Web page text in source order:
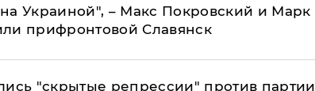
Украиной", – Макс Покровский и Марк
прифронтовой Славянск
"скрытые репрессии" против партии